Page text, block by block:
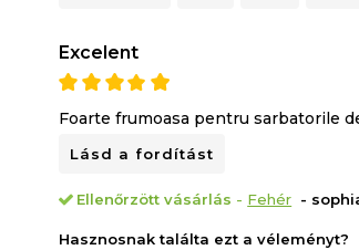
Excelent
Foarte frumoasa pentru sarbatorile
Lásd a fordítást
Ellenőrzött vásárlás - Fehér -
Hasznosnak találta ezt a véleményt?